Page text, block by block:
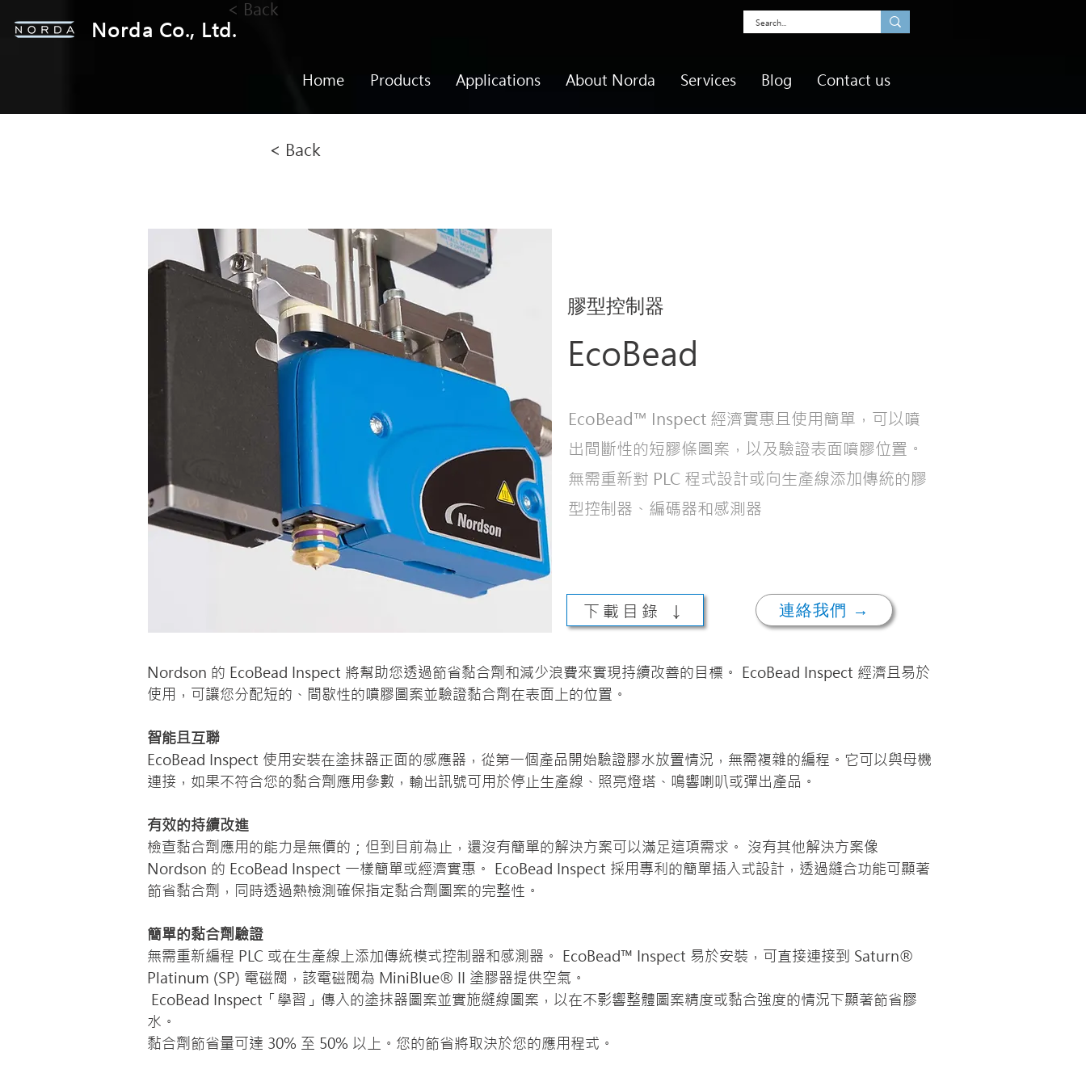
Norda Co., Ltd.
< Back
Home Products Applications About Norda Services Blog Contact us
< Back
膠型控制器
EcoBead
EcoBead™ Inspect 經濟實惠且使用簡單，可以噴
出間斷性的短膠條圖案，以及驗證表面噴膠位置。
無需重新對 PLC 程式設計或向生產線添加傳統的膠
型控制器、編碼器和感測器
下載目錄 ↓ 連絡我們 →
Nordson 的 EcoBead Inspect 將幫助您透過節省黏合劑和減少浪費來實現持續改善的目標。 EcoBead Inspect 經濟且易於
使用，可讓您分配短的、間歇性的噴膠圖案並驗證黏合劑在表面上的位置。
智能且互聯
EcoBead Inspect 使用安裝在塗抹器正面的感應器，從第一個產品開始驗證膠水放置情況，無需複雜的編程。它可以與母機
連接，如果不符合您的黏合劑應用參數，輸出訊號可用於停止生產線、照亮燈塔、鳴響喇叭或彈出產品。
有效的持續改進
檢查黏合劑應用的能力是無價的；但到目前為止，還沒有簡單的解決方案可以滿足這項需求。 沒有其他解決方案像
Nordson 的 EcoBead Inspect 一樣簡單或經濟實惠。 EcoBead Inspect 採用專利的簡單插入式設計，透過縫合功能可顯著
節省黏合劑，同時透過熱檢測確保指定黏合劑圖案的完整性。
簡單的黏合劑驗證
無需重新編程 PLC 或在生產線上添加傳統模式控制器和感測器。 EcoBead™ Inspect 易於安裝，可直接連接到 Saturn®
Platinum (SP) 電磁閥，該電磁閥為 MiniBlue® II 塗膠器提供空氣。
水。
黏合劑節省量可達 30% 至 50% 以上。您的節省將取決於您的應用程式。